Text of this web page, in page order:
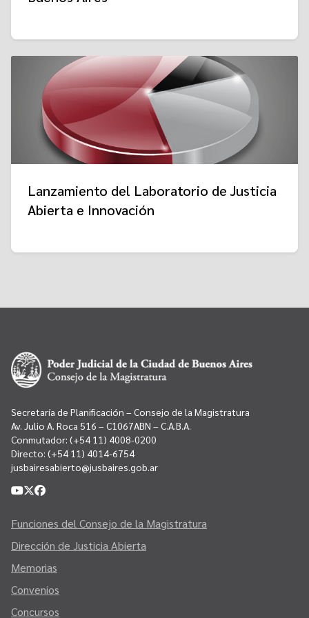
Lanzamiento del Laboratorio de Justicia
Abierta e Innovación
Secretaría de Planificación – Consejo de la Magistratura
Av. Julio A. Roca 516 – C1067ABN – C.A.B.A.
Conmutador: (+54 11) 4008-0200
Directo: (+54 11) 4014-6754
jusbairesabierto@jusbaires.gob.ar
Funciones del Consejo de la Magistratura
Dirección de Justicia Abierta
Memorias
Convenios
Concursos